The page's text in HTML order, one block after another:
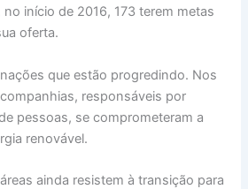
início de 2016, 173 terem metas
oferta.
que estão progredindo. Nos
responsáveis por
pessoas, se comprometeram a
renovável.
ainda resistem à transição para